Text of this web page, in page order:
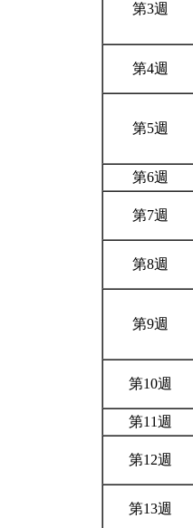
第3週
第4週
第5週
第6週
第7週
第8週
第9週
第10週
第11週
第12週
第13週